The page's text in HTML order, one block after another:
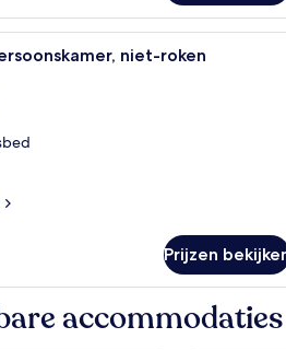
Een hotelkamer met een
niet-roken
Prijzen
accommodaties